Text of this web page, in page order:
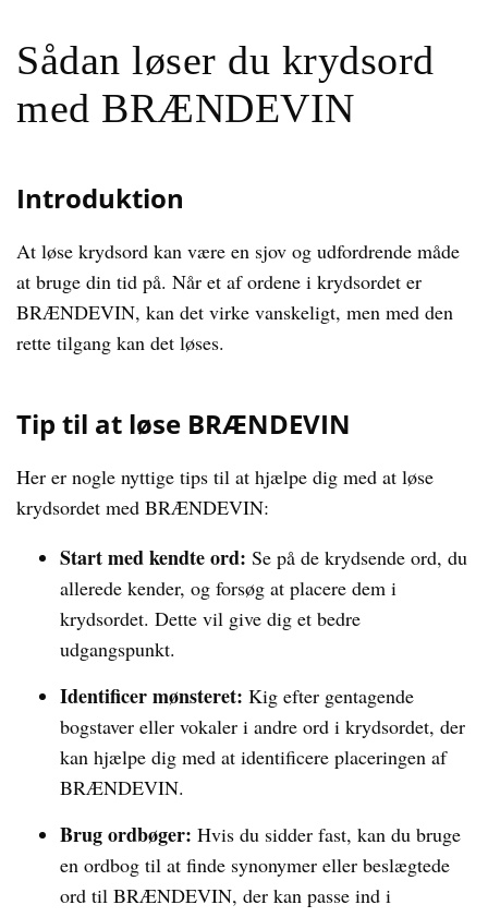
Sådan løser du krydsord
med BRÆNDEVIN
Introduktion
At løse krydsord kan være en sjov og udfordrende måde
at bruge din tid på. Når et af ordene i krydsordet er
BRÆNDEVIN, kan det virke vanskeligt, men med den
rette tilgang kan det løses.
Tip til at løse BRÆNDEVIN
Her er nogle nyttige tips til at hjælpe dig med at løse
krydsordet med BRÆNDEVIN:
Start med kendte ord: Se på de krydsende ord, du
allerede kender, og forsøg at placere dem i
krydsordet. Dette vil give dig et bedre
udgangspunkt.
Identificer mønsteret: Kig efter gentagende
bogstaver eller vokaler i andre ord i krydsordet, der
kan hjælpe dig med at identificere placeringen af
BRÆNDEVIN.
Brug ordbøger: Hvis du sidder fast, kan du bruge
en ordbog til at finde synonymer eller beslægtede
ord til BRÆNDEVIN, der kan passe ind i